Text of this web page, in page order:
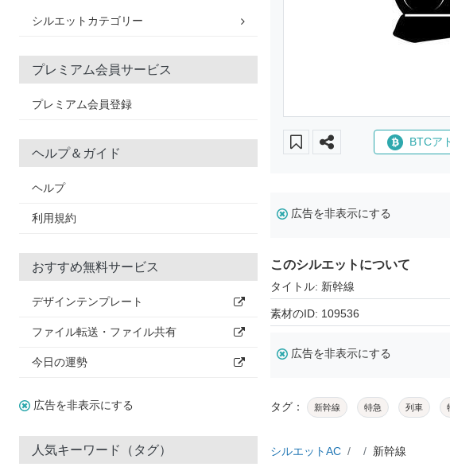
シルエットカテゴリー
プレミアム会員サービス
プレミアム会員登録
ヘルプ＆ガイド
ヘルプ
利用規約
おすすめ無料サービス
デザインテンプレート
ファイル転送・ファイル共有
今日の運勢
広告を非表示にする
人気キーワード（タグ）
BTCア
広告を非表示にする
このシルエットについて
タイトル: 新幹線
素材のID: 109536
広告を非表示にする
タグ： 新幹線 特急 列車
シルエットAC 新幹線